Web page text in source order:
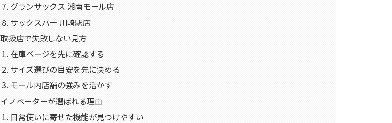
グランサックス 湘南モール店
サックスバー 川崎駅店
取扱店で失敗しない見方
在庫ページを先に確認する
サイズ選びの目安を先に決める
モール内店舗の強みを活かす
イノベーターが選ばれる理由
日常使いに寄せた機能が見つけやすい